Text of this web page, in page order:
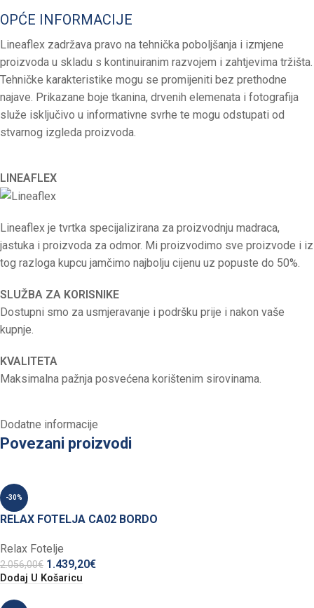
OPĆE INFORMACIJE
Lineaflex zadržava pravo na tehnička poboljšanja i izmjene
proizvoda u skladu s kontinuiranim razvojem i zahtjevima tržišta.
Tehničke karakteristike mogu se promijeniti bez prethodne
najave. Prikazane boje tkanina, drvenih elemenata i fotografija
služe isključivo u informativne svrhe te mogu odstupati od
stvarnog izgleda proizvoda.
LINEAFLEX
Lineaflex je tvrtka specijalizirana za proizvodnju madraca,
jastuka i proizvoda za odmor. Mi proizvodimo sve proizvode i iz
tog razloga kupcu jamčimo najbolju cijenu uz popuste do 50%.
SLUŽBA ZA KORISNIKE
Dostupni smo za usmjeravanje i podršku prije i nakon vaše
kupnje.
KVALITETA
Maksimalna pažnja posvećena korištenim sirovinama.
Dodatne informacije
Povezani proizvodi
-30%
RELAX FOTELJA CA02 BORDO
Relax Fotelje
2.056,00€ 1.439,20€
Dodaj U Košaricu